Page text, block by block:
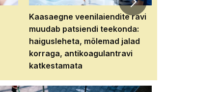
Kaasaegne veenilaiendite ravi
muudab patsiendi teekonda:
haigusleheta, mõlemad jalad
korraga, antikoagulantravi
katkestamata